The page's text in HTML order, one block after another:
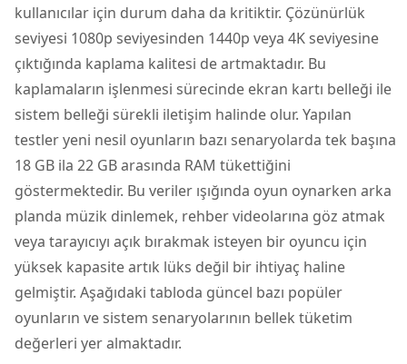
kullanıcılar için durum daha da kritiktir. Çözünürlük
seviyesi 1080p seviyesinden 1440p veya 4K seviyesine
çıktığında kaplama kalitesi de artmaktadır. Bu
kaplamaların işlenmesi sürecinde ekran kartı belleği ile
sistem belleği sürekli iletişim halinde olur. Yapılan
testler yeni nesil oyunların bazı senaryolarda tek başına
18 GB ila 22 GB arasında RAM tükettiğini
göstermektedir. Bu veriler ışığında oyun oynarken arka
planda müzik dinlemek, rehber videolarına göz atmak
veya tarayıcıyı açık bırakmak isteyen bir oyuncu için
yüksek kapasite artık lüks değil bir ihtiyaç haline
gelmiştir. Aşağıdaki tabloda güncel bazı popüler
oyunların ve sistem senaryolarının bellek tüketim
değerleri yer almaktadır.